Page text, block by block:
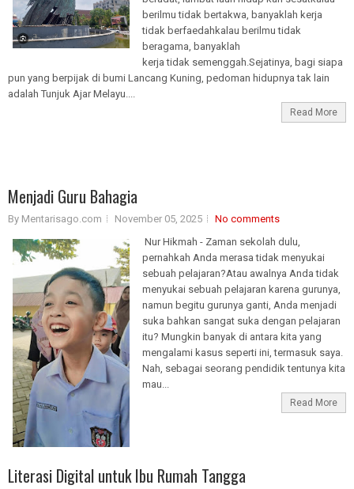
berilmu tidak bertakwa, banyaklah kerja
tidak berfaedahkalau berilmu tidak
beragama, banyaklah
kerja tidak semenggah.Sejatinya, bagi siapa
pun yang berpijak di bumi Lancang Kuning, pedoman hidupnya tak lain
adalah Tunjuk Ajar Melayu....
Read More
Menjadi Guru Bahagia
By Mentarisago.com November 05, 2025
No comments
Nur Hikmah - Zaman sekolah dulu,
pernahkah Anda merasa tidak menyukai
sebuah pelajaran?Atau awalnya Anda tidak
menyukai sebuah pelajaran karena gurunya,
namun begitu gurunya ganti, Anda menjadi
suka bahkan sangat suka dengan pelajaran
itu? Mungkin banyak di antara kita yang
mengalami kasus seperti ini, termasuk saya.
Nah, sebagai seorang pendidik tentunya kita
mau...
Read More
Literasi Digital untuk Ibu Rumah Tangga